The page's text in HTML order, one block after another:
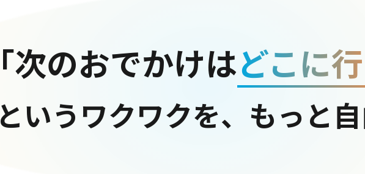
「次のおでかけはどこに
というワクワクを、もっと